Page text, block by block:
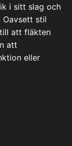
i sitt slag och
Oavsett stil
att fläkten
att
eller